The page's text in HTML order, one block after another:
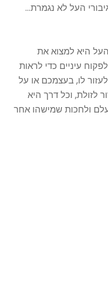
העל לא נגמרת...
העל היא למצוא את
עיניים כדי לראות
לו, בעצמכם או על
לזולת, וכל דרך היא
ולחכות שמישהו אחר